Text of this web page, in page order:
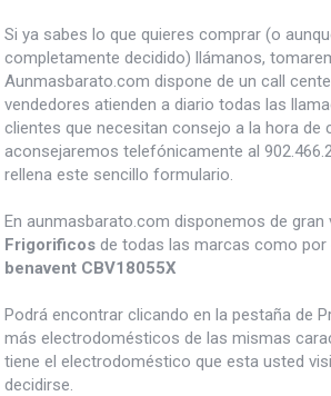
Si ya sabes lo que quieres comprar (o
completamente decidido) llámanos,
Aunmasbarato.com dispone de un call
vendedores atienden a diario todas las
clientes que necesitan consejo a la hora de
aconsejaremos telefónicamente al
rellena este sencillo formulario.
En aunmasbarato.com disponemos de gran
Frigorificos de todas las marcas como por
benavent CBV18055X
Podrá encontrar clicando en la pestaña de
más electrodomésticos de las mismas
tiene el electrodoméstico que esta usted
decidirse.